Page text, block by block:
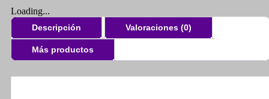
Loading...
Descripción Valoraciones (0)
Más productos